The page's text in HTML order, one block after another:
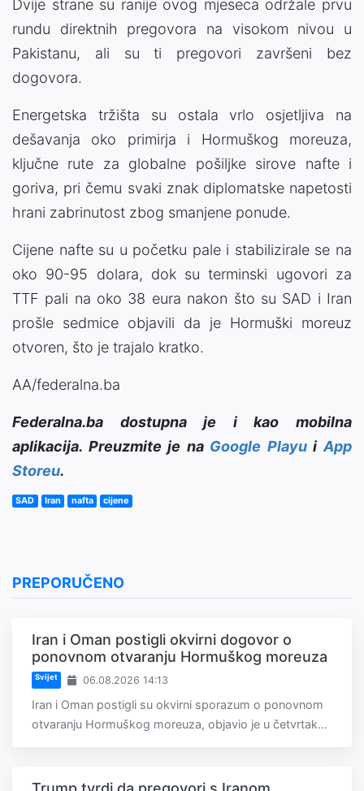
Dvije strane su ranije ovog mjeseca održale prvu
rundu direktnih pregovora na visokom nivou u
Pakistanu, ali su ti pregovori završeni bez
dogovora.
Energetska tržišta su ostala vrlo osjetljiva na
dešavanja oko primirja i Hormuškog moreuza,
ključne rute za globalne pošiljke sirove nafte i
goriva, pri čemu svaki znak diplomatske napetosti
hrani zabrinutost zbog smanjene ponude.
Cijene nafte su u početku pale i stabilizirale se na
oko 90-95 dolara, dok su terminski ugovori za
TTF pali na oko 38 eura nakon što su SAD i Iran
prošle sedmice objavili da je Hormuški moreuz
otvoren, što je trajalo kratko.
AA/federalna.ba
Federalna.ba dostupna je i kao mobilna
aplikacija. Preuzmite je na Google PlayuiApp
Storeu.
SAD Iran nafta cijene
PREPORUČENO
Iran i Oman postigli okvirni dogovor o
ponovnom otvaranju Hormuškog moreuza
Svijet 06.08.2026 14:13
Iran i Oman postigli su okvirni sporazum o ponovnom
otvaranju Hormuškog moreuza, objavio je u četvrtak...